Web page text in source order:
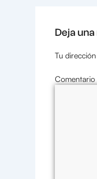
Deja
Tu
Comentario